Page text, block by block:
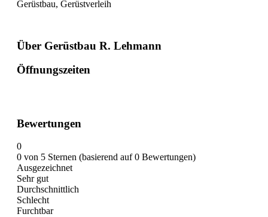
Gerüstbau, Gerüstverleih
Über Gerüstbau R. Lehmann
Öffnungszeiten
Bewertungen
0
0 von 5 Sternen (basierend auf 0 Bewertungen)
Ausgezeichnet
Sehr gut
Durchschnittlich
Schlecht
Furchtbar